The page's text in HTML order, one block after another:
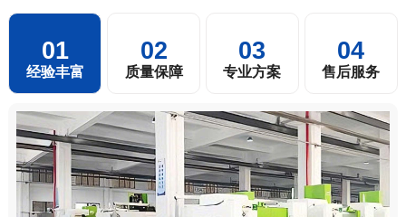
01
经验丰富
02
质量保障
03
专业方案
04
售后服务